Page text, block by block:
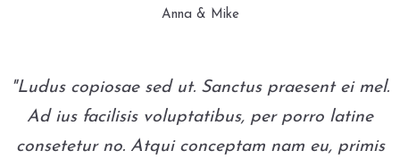
Anna & Mike
"Ludus copiosae sed ut. Sanctus praesent ei mel.
Ad ius facilisis voluptatibus, per porro latine
consetetur no. Atqui conceptam nam eu, primis